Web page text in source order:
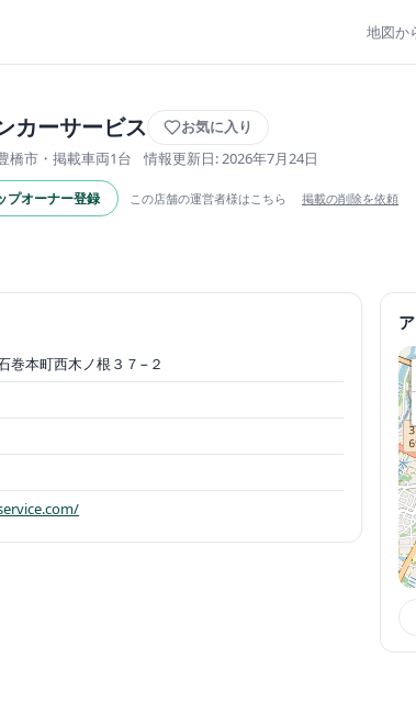
地図か
カーサービス お気に入り
橋市・掲載車両1台 情報更新日: 2026年7月24日
プオーナー登録 この店舗の運営者様はこちら 掲載の削除を依頼
巻本町西木ノ根３７−２